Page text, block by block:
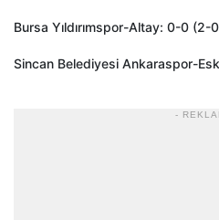
Bursa Yıldırımspor-Altay: 0-0 (2-
Sincan Belediyesi Ankaraspor-
-